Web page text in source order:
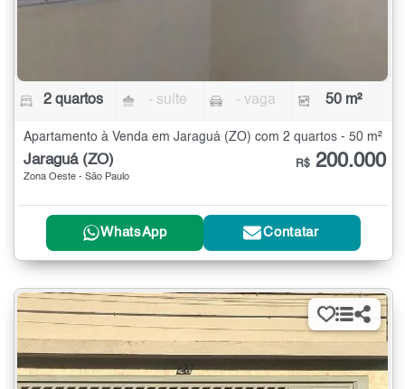
2 quartos - suíte - vaga 50 m²
Apartamento à Venda em Jaraguá (ZO) com 2 quartos - 50 m²
Jaraguá (ZO)
Zona Oeste - São Paulo
R$ 200.000
WhatsApp Contatar